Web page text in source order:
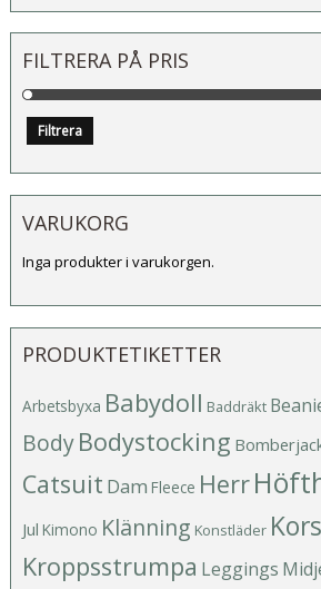
FILTRERA PÅ PRIS
Filtrera
VARUKORG
Inga produkter i varukorgen.
PRODUKTETIKETTER
Arbetsbyxa Babydoll Baddräkt
BodyBodystocking
Catsuit Dam Fleece Herr
Jul Kimono Klänning Konstläder
Kroppsstrumpa Leggings